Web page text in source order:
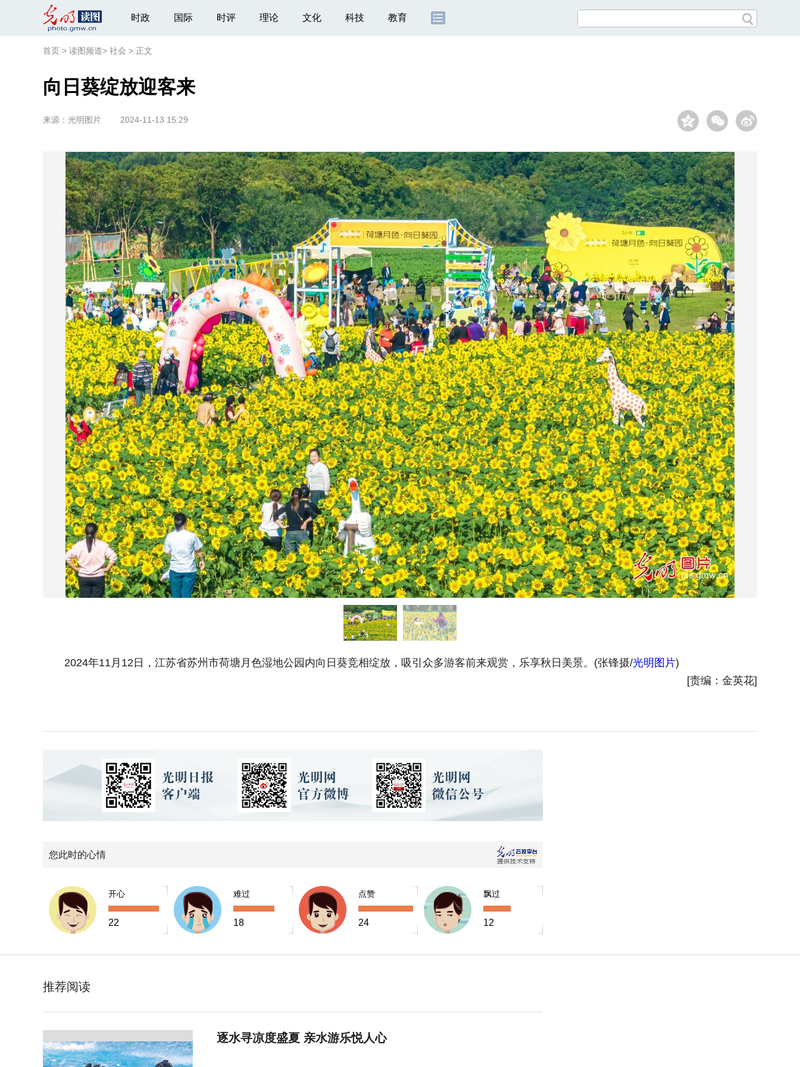
时政 国际 时评 理论 文化 科技 教育
首页 > 读图频道> 社会 > 正文
向日葵绽放迎客来
来源： 光明图片 2024-11-13 15:29
2024年11月12日，江苏省苏州市荷塘月色湿地公园内向日葵竞相绽放，吸引众多游客前来观赏，乐享秋日美景。(张锋摄/光明图片)
[责编：金英花]
您此时的心情
开心
22
难过
18
点赞
24
飘过
12
推荐阅读
逐水寻凉度盛夏 亲水游乐悦人心